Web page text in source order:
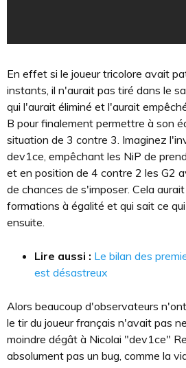
En effet si le joueur tricolore avait
instants, il n'aurait pas tiré dans le
qui l'aurait éliminé et l'aurait
B pour finalement permettre à son
situation de 3 contre 3. Imaginez
dev1ce, empêchant les NiP de
et en position de 4 contre 2 les G2
de chances de s'imposer. Cela
formations à égalité et qui sait ce
ensuite.
Lire aussi : Le bilan des
est désastreux
Alors beaucoup d'observateurs
le tir du joueur français n'avait pas
moindre dégât à Nicolai "dev1ce"
absolument pas un bug, comme la